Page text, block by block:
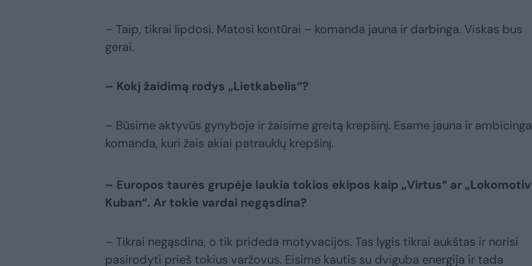
– Taip, tikrai lipdosi. Matosi kontūrai – komanda jauna ir darbinga. Viskas bus
gerai.
– Kokį žaidimą rodys „Lietkabelis“?
– Būsime aktyvūs gynyboje ir žaisime greitą krepšinį. Esame jauna ir ambicinga
komanda, kuri žais akiai patrauklų krepšinį.
– Europos taurės grupėje laukia tokios ekipos kaip „Virtus“ ar
Kuban“. Ar tokie vardai negąsdina?
– Tikrai negąsdina, o tik prideda motyvacijos. Tas lygis tikrai aukštas ir norisi
pasirodyti prieš tokius varžovus. Eisime kautis su dviguba energija ir tada